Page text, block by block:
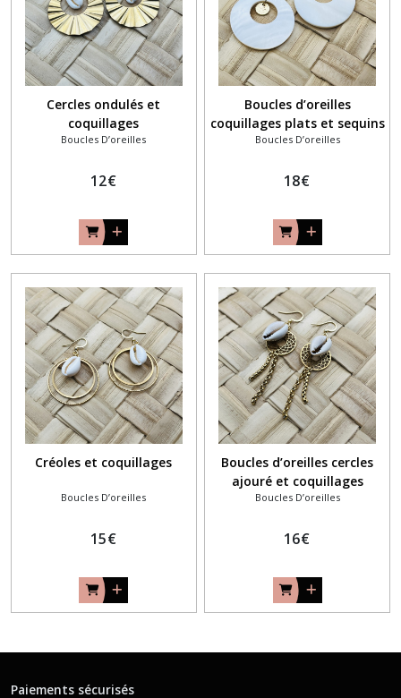
Cercles ondulés et
coquillages
Boucles D’oreilles
12€
Boucles d’oreilles
coquillages plats et sequins
Boucles D’oreilles
18€
Créoles et coquillages
Boucles D’oreilles
15€
Boucles d’oreilles cercles
ajouré et coquillages
Boucles D’oreilles
16€
Paiements sécurisés